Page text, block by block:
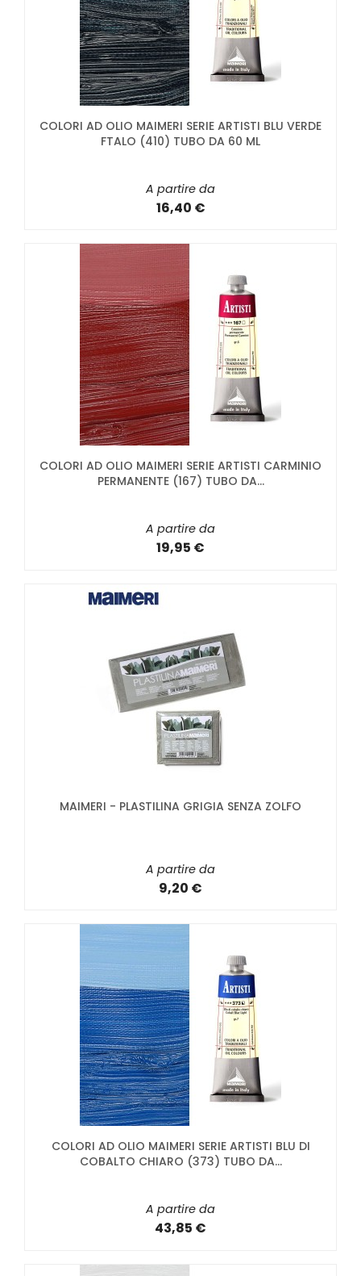
COLORI AD OLIO MAIMERI SERIE ARTISTI BLU VERDE
FTALO (410) TUBO DA 60 ML
A partire da
16,40 €
COLORI AD OLIO MAIMERI SERIE ARTISTI CARMINIO
PERMANENTE (167) TUBO DA...
A partire da
19,95 €
MAIMERI - PLASTILINA GRIGIA SENZA ZOLFO
A partire da
9,20 €
COLORI AD OLIO MAIMERI SERIE ARTISTI BLU DI
COBALTO CHIARO (373) TUBO DA...
A partire da
43,85 €